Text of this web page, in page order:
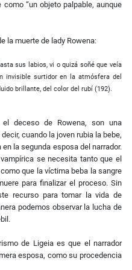
“un objeto palpable, aunque
la muerte de lady Rowena:
sus labios, vi o quizá soñé que veía
invisible surtidor en la atmósfera del
brillante, del color del rubí (192).
deceso de Rowena, son una
cuando la joven rubia la bebe,
la segunda esposa del narrador.
se necesita tanto que el
que la víctima beba la sangre
para finalizar el proceso. Sin
recurso para tomar la vida de
podemos observar la lucha de
de Ligeia es que el narrador
esposa, como su procedencia